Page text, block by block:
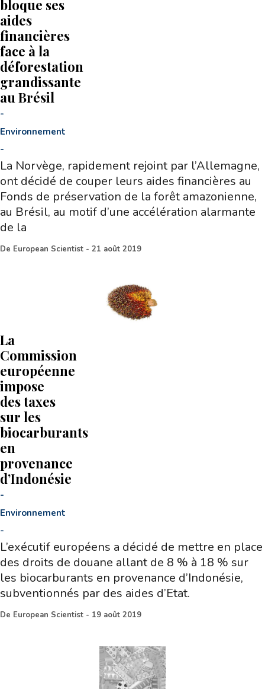
bloque ses
aides
financières
face à la
déforestation
grandissante
au Brésil
-
Environnement
-
La Norvège, rapidement rejoint par l’Allemagne,
ont décidé de couper leurs aides financières au
Fonds de préservation de la forêt amazonienne,
au Brésil, au motif d’une accélération alarmante
de la
De European Scientist - 21 août 2019
La
Commission
européenne
impose
des taxes
sur les
biocarburants
en
provenance
d’Indonésie
-
Environnement
-
L’exécutif européens a décidé de mettre en place
des droits de douane allant de 8 % à 18 % sur
les biocarburants en provenance d’Indonésie,
subventionnés par des aides d’Etat.
De European Scientist - 19 août 2019